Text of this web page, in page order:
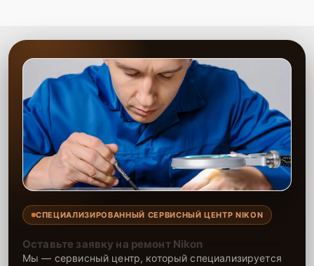
СПЕЦИАЛИЗИРОВАННЫЙ СЕРВИСНЫЙ ЦЕНТР NIKON
Оставьте заявку на ремонт Nikon
Мы — сервисный центр, который специализируется